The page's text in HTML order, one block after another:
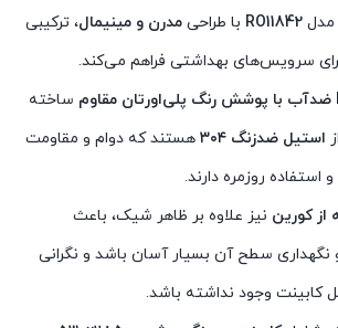
مدل RO11842 با طراحی مدرن و مینیمال، ترکیبی
برای سرویس‌های بهداشتی فراهم می‌کند.
ساخته
استیل ضدزنگ ۳۰۴
هستند که دوام و مقاومت
استفاده روزمره دارند.
کورین نیز علاوه بر ظاهر شیک، باعث
سطح آن بسیار آسان باشد و نگرانی
کابینت وجود نداشته باشد.